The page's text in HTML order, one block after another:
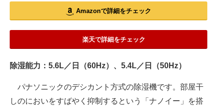
Amazonで詳細をチェック
楽天で詳細をチェック
除湿能力：5.6L／日（60Hz）、5.4L／日（50Hz）
パナソニックのデシカント方式の除湿機です。部屋干
しのにおいをすばやく抑制するという「ナノイー」を搭